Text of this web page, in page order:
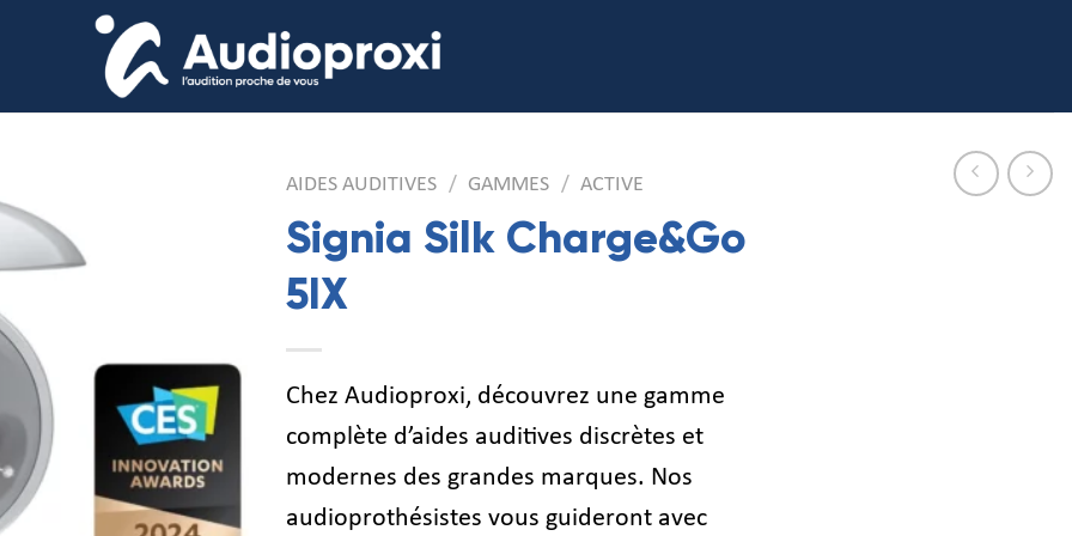
AIDES AUDITIVES / GAMMES / ACTIVE
Signia Silk Charge&Go
5IX
Chez Audioproxi, découvrez une gamme
complète d’aides auditives discrètes et
modernes des grandes marques. Nos
audioprothésistes vous guideront avec